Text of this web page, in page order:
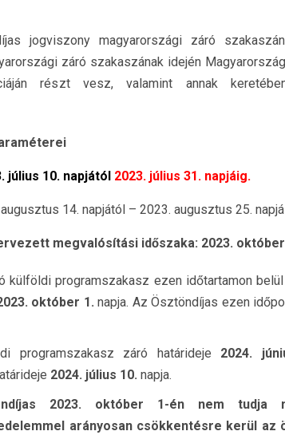
jogviszony magyarországi záró
záró szakaszának idején
részt vesz, valamint annak
július 10. napjától2023. július 31. napjáig.
14. napjától – 2023. augusztus 25.
megvalósítási időszaka: 2023.
külföldi programszakasz ezen időtartamon
október 1. napja. Az Ösztöndíjas ezen
programszakasz záró határideje 2024.
2024. július 10. napja.
2023. október 1-én nem tudja
arányosan csökkentésre kerül az